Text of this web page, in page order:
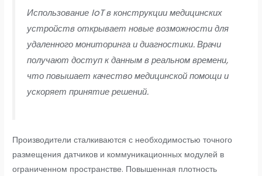
Использование IoT в конструкции медицинских
устройств открывает новые возможности для
удаленного мониторинга и диагностики. Врачи
получают доступ к данным в реальном времени,
что повышает качество медицинской помощи и
ускоряет принятие решений.
Производители сталкиваются с необходимостью точного
размещения датчиков и коммуникационных модулей в
ограниченном пространстве. Повышенная плотность